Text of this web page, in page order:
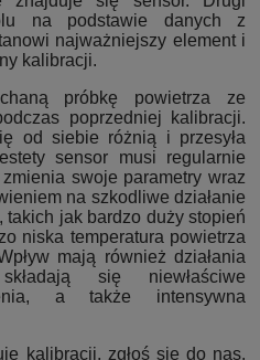
na podstawie danych z
najważniejszy element i
kalibracji.
próbkę powietrza ze
poprzedniej kalibracji.
od siebie różnią i przesyła
sensor musi regularnie
swoje parametry wraz
na szkodliwe działanie
jak bardzo duży stopień
niska temperatura powietrza
mają również działania
się niewłaściwe
a także intensywna
kalibracji, zgłoś się do nas.